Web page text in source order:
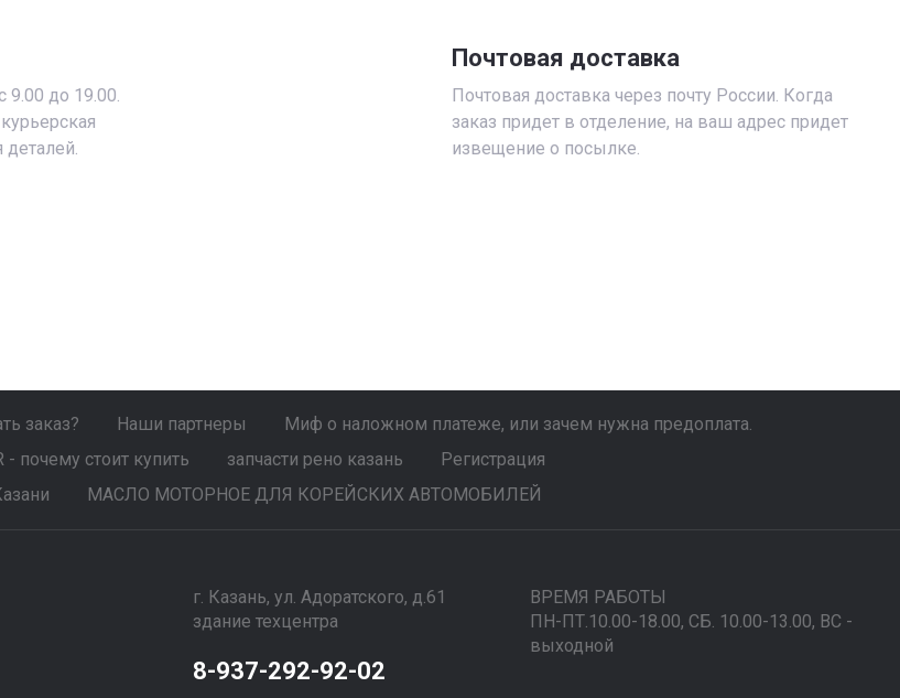
9.00 до 19.00.
Почтовая доставка
Почтовая доставка через почту России. Когда
заказ придет в отделение, на ваш адрес придет
извещение о посылке.
заказ? Наши партнеры
Миф о наложном платеже, или зачем нужна предоплата.
почему стоит купить запчасти рено казань
Регистрация
МАСЛО МОТОРНОЕ ДЛЯ КОРЕЙСКИХ АВТОМОБИЛЕЙ
г. Казань, ул. Адоратского, д.61
здание техцентра
8-937-292-92-02
ВРЕМЯ РАБОТЫ
ПН-ПТ.10.00-18.00, СБ. 10.00-13.00, ВС -
выходной